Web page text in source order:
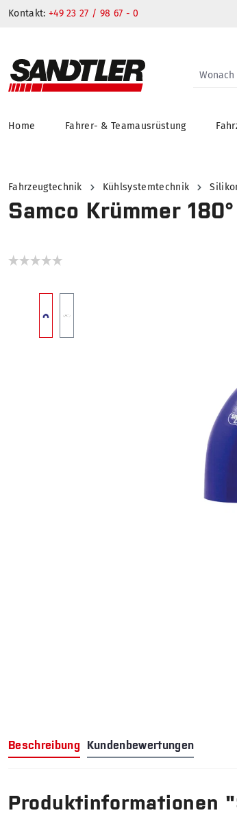
Kontakt: +49 23 27 / 98 67 - 0
Home Fahrer- & Teamausrüstung
Fahrzeugtechnik Kühlsystemtechnik
Samco Krümmer 180°
Beschreibung Kundenbewertungen
Produktinformationen